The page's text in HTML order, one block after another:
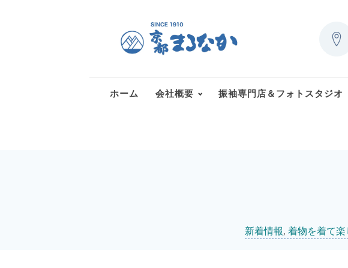
ホーム 会社概要 振袖専門店＆フォトスタジオ
新着情報, 着物を着て楽